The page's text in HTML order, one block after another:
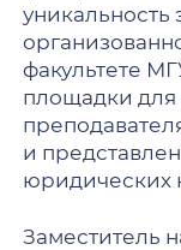
уникальность
факультете
площадки
и
юридических
Заместитель